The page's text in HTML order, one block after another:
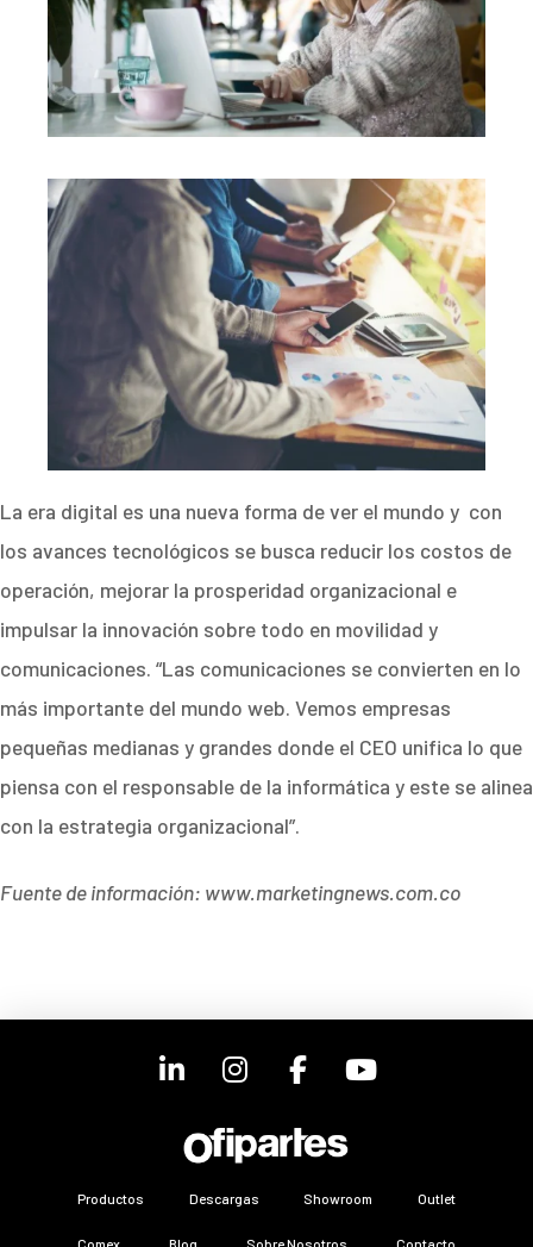
La era digital es una nueva forma de ver el mundo y con
los avances tecnológicos se busca reducir los costos de
operación, mejorar la prosperidad organizacional e
impulsar la innovación sobre todo en movilidad y
comunicaciones. “Las comunicaciones se convierten en lo
más importante del mundo web. Vemos empresas
pequeñas medianas y grandes donde el CEO unifica lo que
piensa con el responsable de la informática y este se alinea
con la estrategia organizacional”.
Fuente de información: www.marketingnews.com.co
Productos Descargas Showroom Outlet